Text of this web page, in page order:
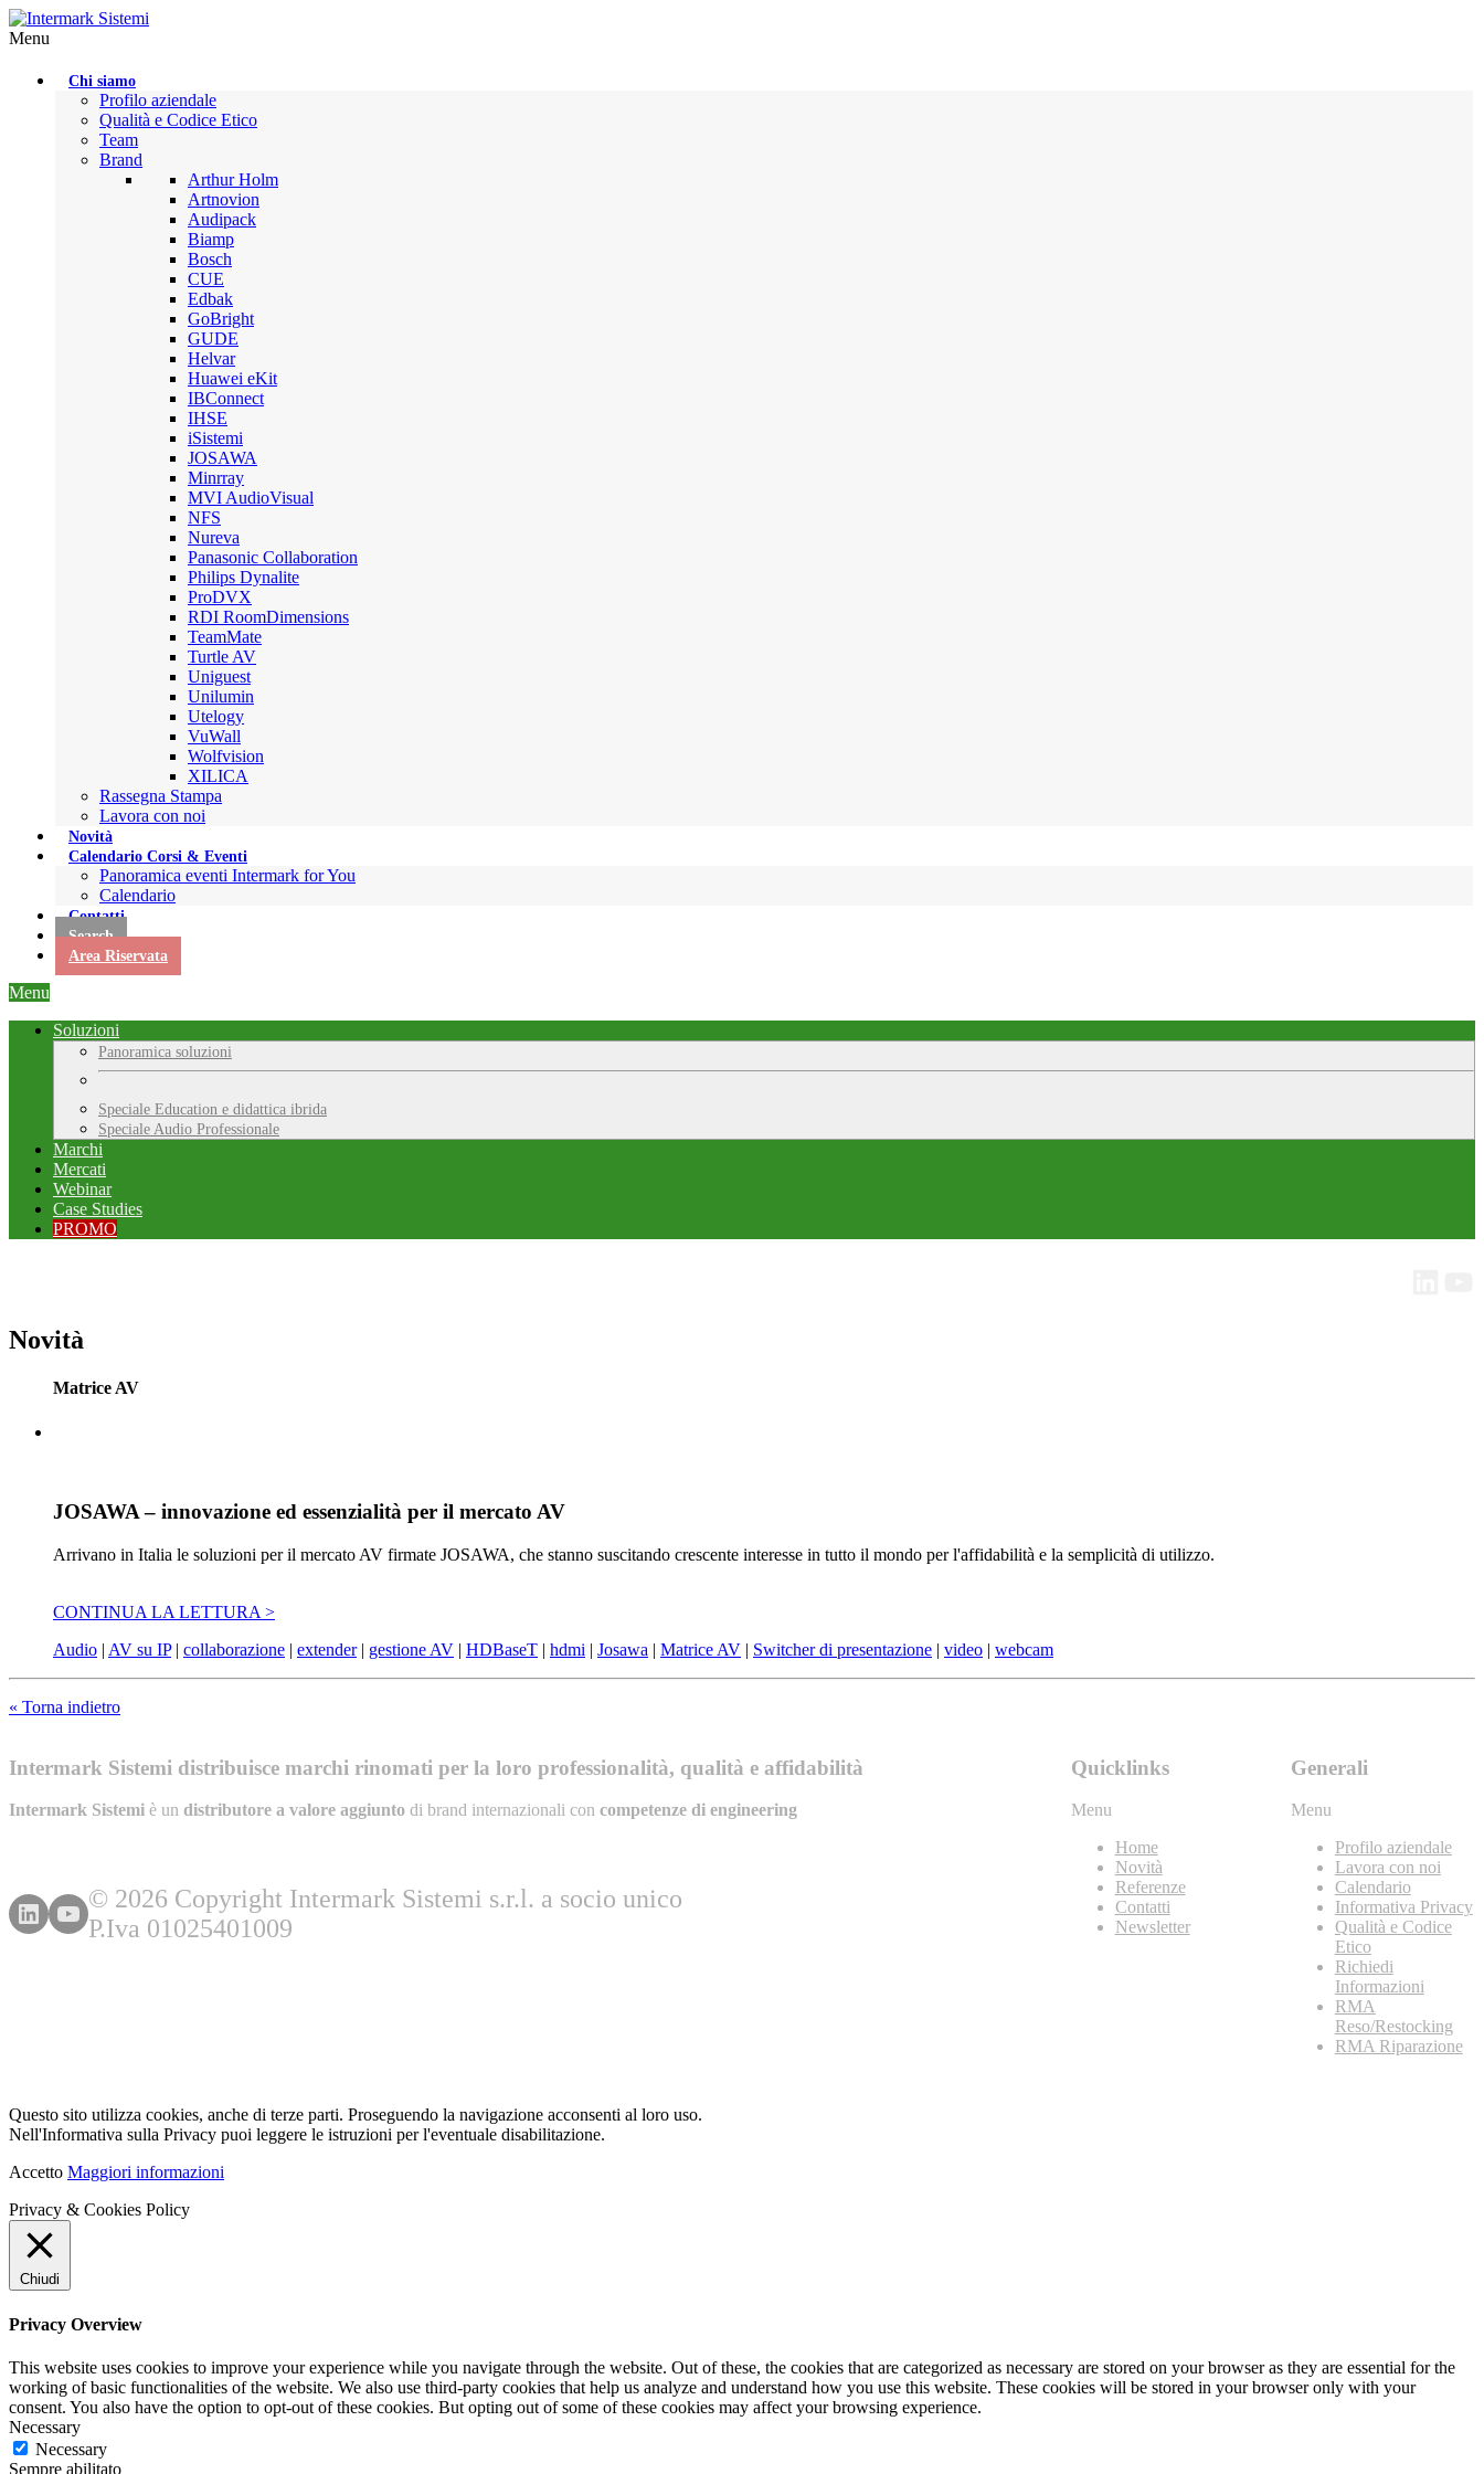
Menu
Chi siamo
Profilo aziendale
Qualità e Codice Etico
Team
Brand
Arthur Holm
Artnovion
Audipack
Biamp
Bosch
CUE
Edbak
GoBright
GUDE
Helvar
Huawei eKit
IBConnect
IHSE
iSistemi
JOSAWA
Minrray
MVI AudioVisual
NFS
Nureva
Panasonic Collaboration
Philips Dynalite
ProDVX
RDI RoomDimensions
TeamMate
Turtle AV
Uniguest
Unilumin
Utelogy
VuWall
Wolfvision
XILICA
Rassegna Stampa
Lavora con noi
Novità
Calendario Corsi & Eventi
Panoramica eventi Intermark for You
Calendario
Contatti
Search
Area Riservata
Menu
Soluzioni
Panoramica soluzioni
Speciale Education e didattica ibrida
Speciale Audio Professionale
Marchi
Mercati
Webinar
Case Studies
PROMO
Novità
Matrice AV
JOSAWA – innovazione ed essenzialità per il mercato AV
Arrivano in Italia le soluzioni per il mercato AV firmate JOSAWA, che stanno suscitando crescente interesse in tutto il mondo per l'affidabilità e la semplicità di utilizzo.
CONTINUA LA LETTURA >
Audio | AV su IP| collaborazione | extender| gestione AV | HDBaseT | hdmi | Josawa | Matrice AV | Switcher di presentazione | video | webcam
« Torna indietro
Intermark Sistemi distribuisce marchi rinomati per la loro professionalità, qualità e affidabilità
Intermark Sistemi è un distributore a valore aggiunto di brand internazionali con competenze di engineering
© 2026 Copyright Intermark Sistemi s.r.l. a socio unico
P.Iva 01025401009
Quicklinks
Menu
Home
Novità
Referenze
Contatti
Newsletter
Generali
Menu
Profilo aziendale
Lavora con noi
Calendario
Informativa Privacy
Qualità e Codice
Etico
Richiedi
Informazioni
RMA
Reso/Restocking
RMA Riparazione
Questo sito utilizza cookies, anche di terze parti. Proseguendo la navigazione acconsenti al loro uso.
Nell'Informativa sulla Privacy puoi leggere le istruzioni per l'eventuale disabilitazione.
Accetto Maggiori informazioni
Privacy & Cookies Policy
Chiudi
Privacy Overview
This website uses cookies to improve your experience while you navigate through the website. Out of these, the cookies that are categorized as necessary are stored on your browser as they are essential for the
working of basic functionalities of the website. We also use third-party cookies that help us analyze and understand how you use this website. These cookies will be stored in your browser only with your
consent. You also have the option to opt-out of these cookies. But opting out of some of these cookies may affect your browsing experience.
Necessary
Necessary
Sempre abilitato